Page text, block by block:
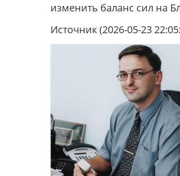
изменить баланс сил на
Источник (2026-05-23